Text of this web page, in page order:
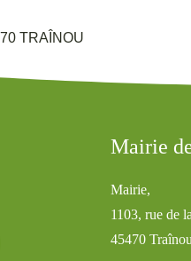
TRAÎNOU
Mairie
Mairie,
1103, rue de
45470 Traînou